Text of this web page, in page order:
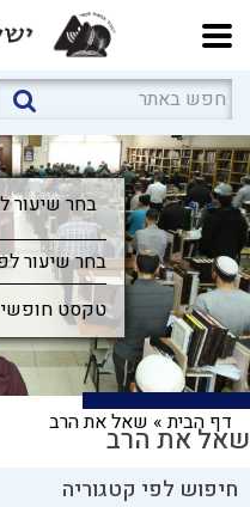
בחר שיעור
בחר שיעור
בחר שיעור
דף הבית» שאל את הרבשאל את הרב
חיפוש לפי קטגוריה